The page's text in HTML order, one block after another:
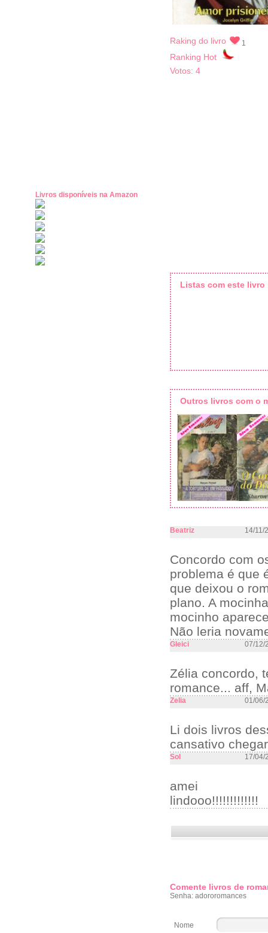
Livros disponíveis na Amazon
Raking do livro 1
Ranking Hot
Votos: 4
Listas com este livro
Outros livros com o
Beatriz 14/11/
Concordo com
problema é que
que deixou o
plano. A
mocinho
Não leria
Gleici 07/12/
Zélia concordo,
romance... aff,
Zelia 01/06/
Li dois livros
cansativo
Sol 17/04/
amei
lindooo!!!!!!!!!!!!!
Comente livros de
Senha: adororomances
Nome